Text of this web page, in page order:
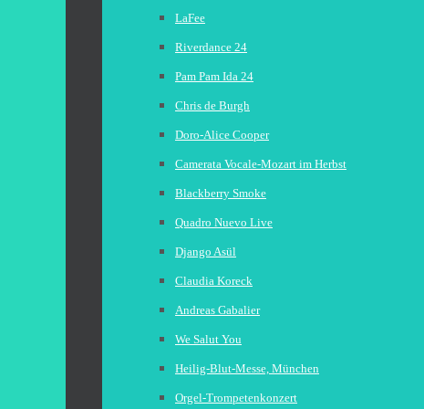
LaFee
Riverdance 24
Pam Pam Ida 24
Chris de Burgh
Doro-Alice Cooper
Camerata Vocale-Mozart im Herbst
Blackberry Smoke
Quadro Nuevo Live
Django Asül
Claudia Koreck
Andreas Gabalier
We Salut You
Heilig-Blut-Messe, München
Orgel-Trompetenkonzert